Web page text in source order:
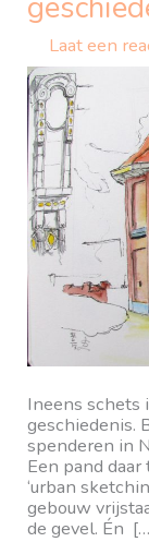
Laat een
Ineens schets
geschiedenis.
spenderen in
Een pand
‘urban
gebouw
de gevel. Én